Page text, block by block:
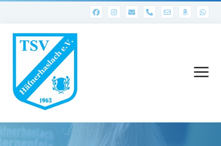
phone
Menü
öffnen